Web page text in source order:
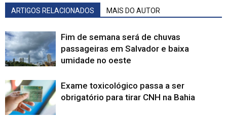
ARTIGOS RELACIONADOS MAIS DO AUTOR
Fim de semana será de chuvas
passageiras em Salvador e baixa
umidade no oeste
Exame toxicológico passa a ser
obrigatório para tirar CNH na Bahia